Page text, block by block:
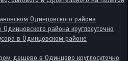
Одинцовского района
района круглосуточно
в Одинцовском районе
дешево в Одинцово круглосуточно